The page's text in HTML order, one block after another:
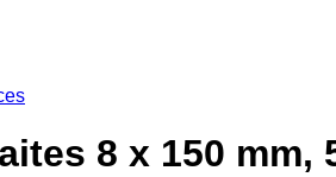
8 x 150 mm,